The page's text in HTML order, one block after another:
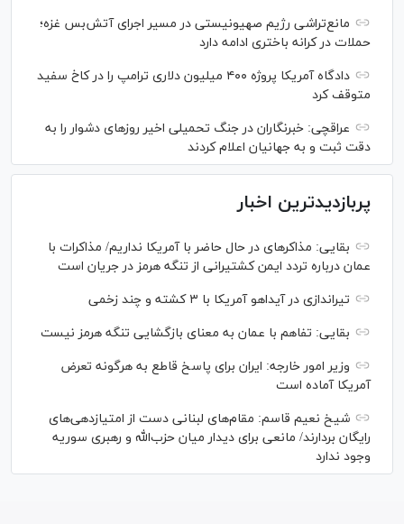
مانع‌تراشی رژیم صهیونیستی در مسیر اجرای آتش‌بس غزه؛
حملات در کرانه باختری ادامه دارد
دادگاه آمریکا پروژه ۴۰۰ میلیون دلاری ترامپ را در کاخ سفید
متوقف کرد
عراقچی: خبرنگاران در جنگ تحمیلی اخیر روز‌های دشوار را به
دقت ثبت و به جهانیان اعلام کردند
پربازدیدترین اخبار
بقایی: مذاکره‎ای در حال حاضر با آمریکا نداریم/ مذاکرات با
عمان درباره تردد ایمن کشتیرانی از تنگه هرمز در جریان است
تیراندازی در آیداهو آمریکا با ۳ کشته و چند زخمی
بقایی: تفاهم با عمان به معنای بازگشایی تنگه هرمز نیست
وزیر امور خارجه: ایران برای پاسخ قاطع به هرگونه تعرض
آمریکا آماده است
شیخ نعیم قاسم: مقام‌های لبنانی دست از امتیازدهی‌های
رایگان بردارند/ مانعی برای دیدار میان حزب‌الله و رهبری سوریه
وجود ندارد